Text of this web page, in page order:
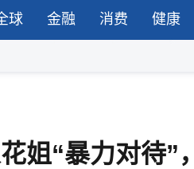
球 金融 消费 健康
姐“暴力对待”